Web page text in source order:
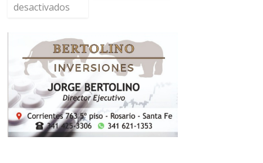
desactivados